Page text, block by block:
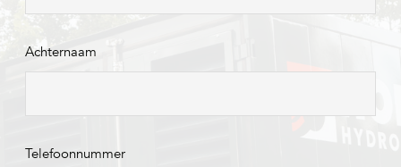
Achternaam
Telefoonnummer